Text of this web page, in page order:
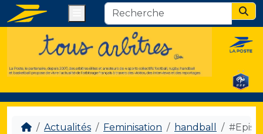
Actualités Feminisation handball